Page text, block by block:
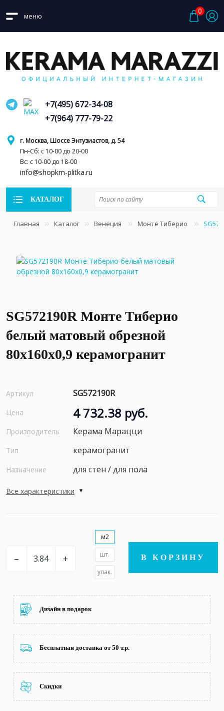
меню
0
г. Москва, Шоссе Энтузиастов, д. 54
Пн-Сб: с 10-00 до 20-00
Вс: с 10-00 до 18-00
info@shopkm-plitka.ru
+7(495) 672-34-08
+7(964) 777-79-22
КАТАЛОГ
Главная Каталог Венеция Монте Тиберио
SG572190R Монте Тиберио
белый матовый обрезной
80x160x0,9 керамогранит
Артикул SG572190R
Цена 4 732.38 руб.
Производитель Керама Марацци
Тип керамогранит
Назначение для стен / для пола
Все характеристики
– +
м2
шт.
упак.
В КОРЗИНУ
Дизайн в подарок
Бесплатная доставка от 50 т.р.
Скидки